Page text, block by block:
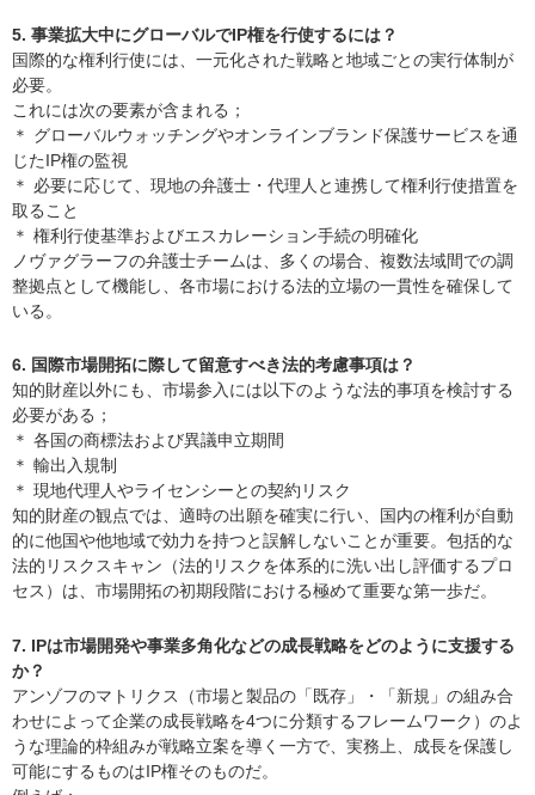
5. 事業拡大中にグローバルでIP権を行使するには？
国際的な権利行使には、一元化された戦略と地域ごとの実行体制が
必要。
これには次の要素が含まれる；
＊ グローバルウォッチングやオンラインブランド保護サービスを通
じたIP権の監視
＊ 必要に応じて、現地の弁護士・代理人と連携して権利行使措置を
取ること
＊ 権利行使基準およびエスカレーション手続の明確化
ノヴァグラーフの弁護士チームは、多くの場合、複数法域間での調
整拠点として機能し、各市場における法的立場の一貫性を確保して
いる。
6. 国際市場開拓に際して留意すべき法的考慮事項は？
知的財産以外にも、市場参入には以下のような法的事項を検討する
必要がある；
＊ 各国の商標法および異議申立期間
＊ 輸出入規制
＊ 現地代理人やライセンシーとの契約リスク
知的財産の観点では、適時の出願を確実に行い、国内の権利が自動
的に他国や他地域で効力を持つと誤解しないことが重要。包括的な
法的リスクスキャン（法的リスクを体系的に洗い出し評価するプロ
セス）は、市場開拓の初期段階における極めて重要な第一歩だ。
7. IPは市場開発や事業多角化などの成長戦略をどのように支援する
か？
アンゾフのマトリクス（市場と製品の「既存」・「新規」の組み合
わせによって企業の成長戦略を4つに分類するフレームワーク）のよ
うな理論的枠組みが戦略立案を導く一方で、実務上、成長を保護し
可能にするものはIP権そのものだ。